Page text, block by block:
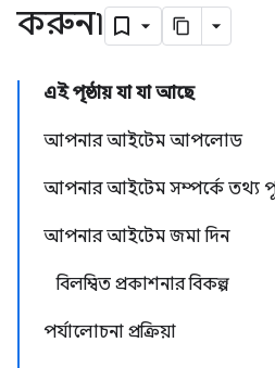
করুন৷
এই পৃষ্ঠায় যা যা আছে
আপনার আইটেম আপলোড
আপনার আইটেম সম্পর্কে তথ্য
আপনার আইটেম জমা দিন
বিলম্বিত প্রকাশনার বিকল্প
পর্যালোচনা প্রক্রিয়া